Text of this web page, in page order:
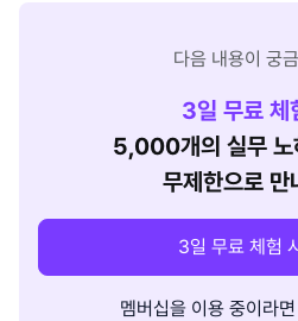
다음 내용이 궁
3일 무료 체
5,000개의 실무 노
무제한으로 만
3일 무료 체험
멤버십을 이용 중이라면